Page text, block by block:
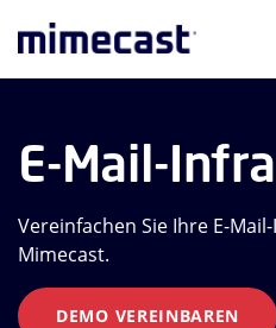
E-Mail-
Vereinfachen Sie Ihre E-
Mimecast.
DEMO VEREINBAREN